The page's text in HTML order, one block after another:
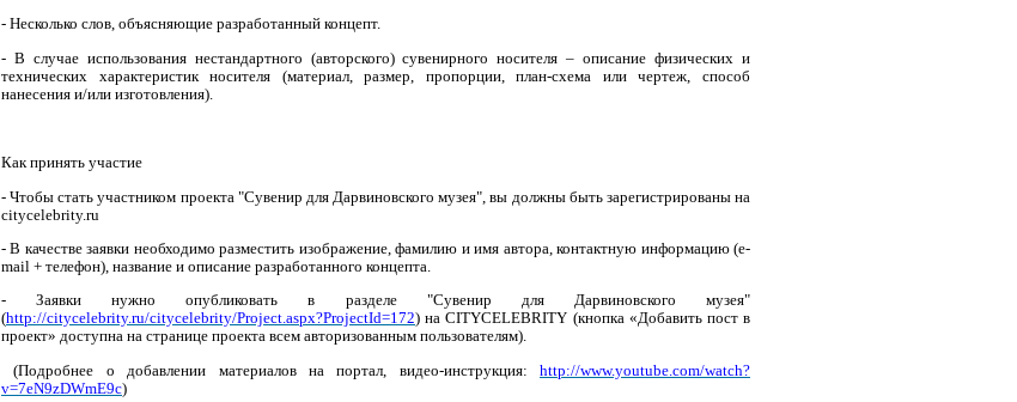
- Несколько слов, объясняющие разработанный концепт.
- В случае использования нестандартного (авторского) сувенирного носителя – описание физических и
технических характеристик носителя (материал, размер, пропорции, план-схема или чертеж, способ
нанесения и/или изготовления).
Как принять участие
- Чтобы стать участником проекта "Сувенир для Дарвиновского музея", вы должны быть зарегистрированы на
citycelebrity.ru
- В качестве заявки необходимо разместить изображение, фамилию и имя автора, контактную информацию (e-
mail + телефон), название и описание разработанного концепта.
- Заявки нужно опубликовать в разделе "Сувенир для Дарвиновского музея"
(http://citycelebrity.ru/citycelebrity/Project.aspx?ProjectId=172) на CITYCELEBRITY (кнопка «Добавить пост в
проект» доступна на странице проекта всем авторизованным пользователям).
(Подробнее о добавлении материалов на портал, видео-инструкция: http://www.youtube.com/watch?
v=7eN9zDWmE9c)